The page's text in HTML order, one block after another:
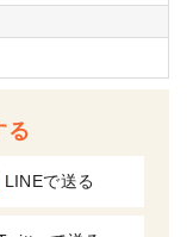
る
LINEで送る